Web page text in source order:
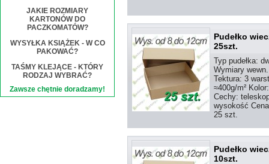
JAKIE ROZMIARY
KARTONÓW DO
PACZKOMATÓW?
WYSYŁKA KSIĄŻEK - W CO
PAKOWAĆ?
TAŚMY KLEJĄCE - KTÓRY
RODZAJ WYBRAĆ?
Zawsze chętnie doradzamy!
Pudełko
25szt.
Typ pudełka:
Wymiary
Tektura: 3
≈400g/m²
Cechy:
wysokość
25 szt.
Pudełko
10szt.